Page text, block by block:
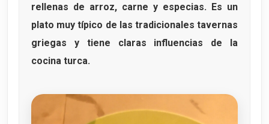
rellenas de arroz, carne y especias. Es un
plato muy típico de las tradicionales tavernas
griegas y tiene claras influencias de la
cocina turca.